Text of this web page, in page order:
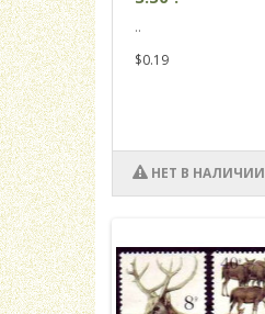
..
$0.19
НЕТ В НАЛИЧИИ